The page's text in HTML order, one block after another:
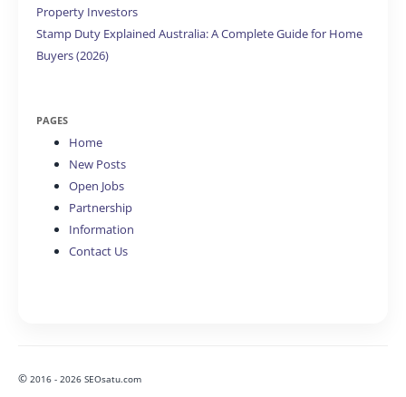
Property Investors
Stamp Duty Explained Australia: A Complete Guide for Home
Buyers (2026)
PAGES
Home
New Posts
Open Jobs
Partnership
Information
Contact Us
© 2016 - 2026 SEOsatu.com